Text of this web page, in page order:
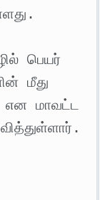
பெயர்
மீது
என மாவட்ட